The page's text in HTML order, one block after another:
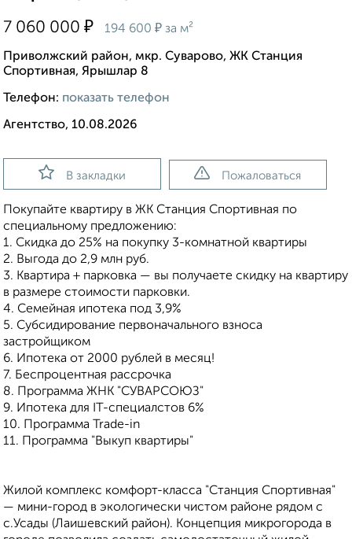
7 060 000 ₽ 194 600 ₽ за м²
Приволжский район, мкр. Суварово, ЖК Станция
Спортивная, Ярышлар 8
Телефон: показать телефон
Агентство, 10.08.2026
В закладки Пожаловаться
Покупайте квартиру в ЖК Станция Спортивная по
специальному предложению:
1. Скидка до 25% на покупку 3-комнатной квартиры
2. Выгода до 2,9 млн руб.
3. Квартира + парковка — вы получаете скидку на квартиру
в размере стоимости парковки.
4. Семейная ипотека под 3,9%
5. Субсидирование первоначального взноса
застройщиком
6. Ипотека от 2000 рублей в месяц!
7. Беспроцентная рассрочка
8. Программа ЖНК "СУВАРСОЮЗ"
9. Ипотека для IT-специалстов 6%
10. Программа Trade-in
11. Программа "Выкуп квартиры"
Жилой комплекс комфорт-класса "Станция Спортивная"
— мини-город в экологически чистом районе рядом с
с.Усады (Лаишевский район). Концепция микрогорода в